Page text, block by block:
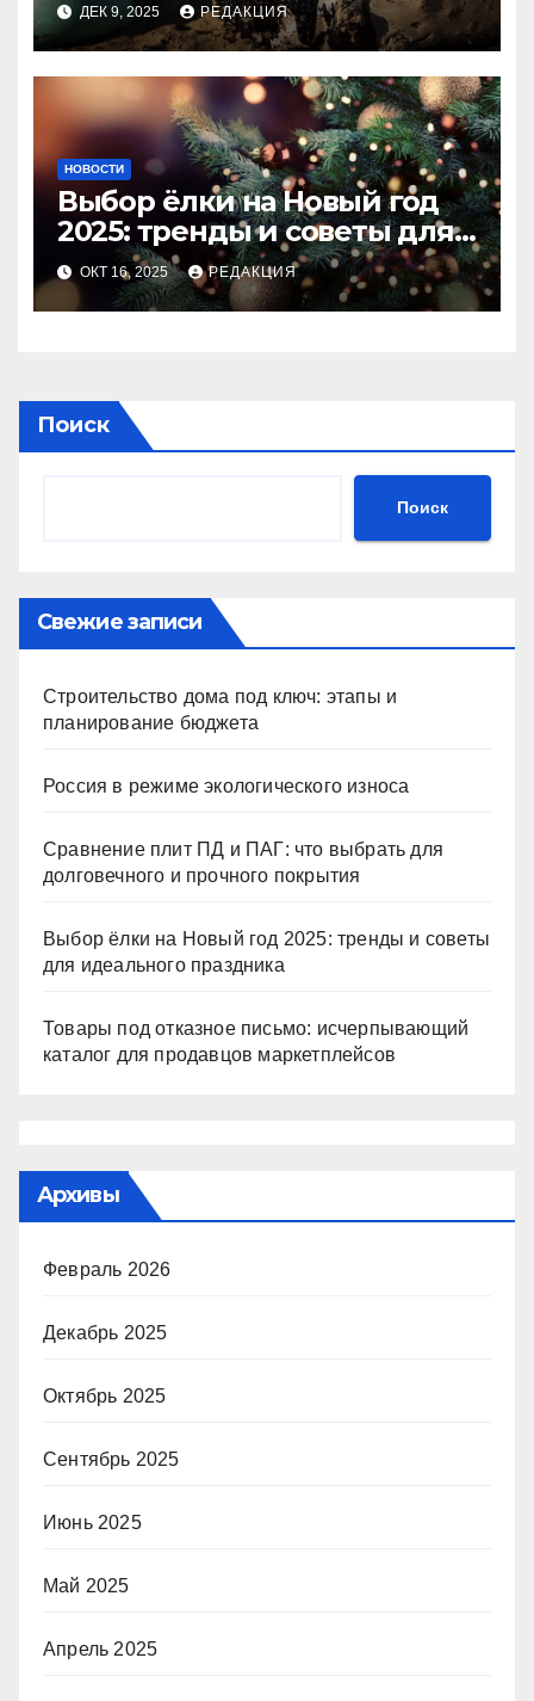
ДЕК 9, 2025 РЕДАКЦИЯ
НОВОСТИ
Выбор ёлки на Новый год
2025: тренды и советы для
идеального праздника
ОКТ 16, 2025 РЕДАКЦИЯ
Поиск
Поиск
Свежие записи
Строительство дома под ключ: этапы и
планирование бюджета
Россия в режиме экологического износа
Сравнение плит ПД и ПАГ: что выбрать для
долговечного и прочного покрытия
Выбор ёлки на Новый год 2025: тренды и советы
для идеального праздника
Товары под отказное письмо: исчерпывающий
каталог для продавцов маркетплейсов
Архивы
Февраль 2026
Декабрь 2025
Октябрь 2025
Сентябрь 2025
Июнь 2025
Май 2025
Апрель 2025